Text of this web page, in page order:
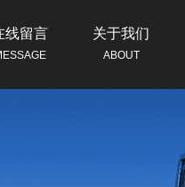
线留言 关于我们
ABOUT